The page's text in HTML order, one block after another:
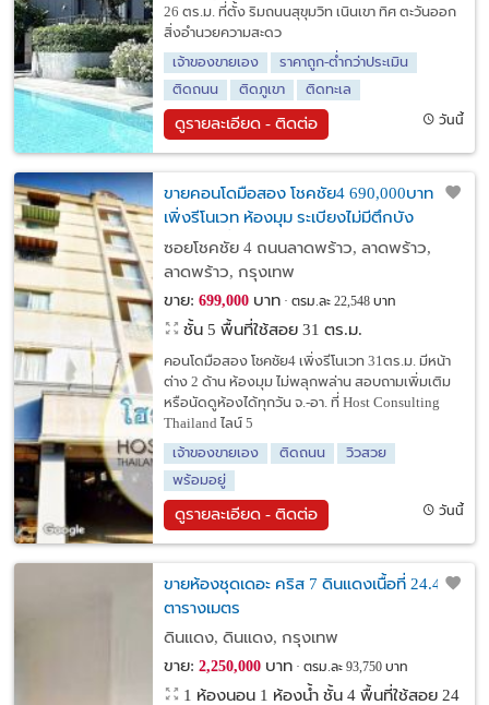
26 ตร.ม. ที่ตั้ง ริมถนนสุขุมวิท เนินเขา ทิศ ตะวันออก
สิ่งอำนวยความสะดว
เจ้าของขายเอง
ราคาถูก-ต่ำกว่าประเมิน
ติดถนน
ติดภูเขา ติดทะเล
ดูรายละเอียด - ติดต่อ วันนี้
ขายคอนโดมือสอง โชคชัย4 690,000บาท
เพิ่งรีโนเวท ห้องมุม ระเบียงไม่มีตึกบัง
สอบถามที่ไลน์ Churai_t
ซอยโชคชัย 4 ถนนลาดพร้าว, ลาดพร้าว,
ลาดพร้าว, กรุงเทพ
ขาย: 699,000บาท ตรม.ละ 22,548 บาท
ชั้น 5 พื้นที่ใช้สอย 31 ตร.ม.
คอนโดมือสอง โชคชัย4 เพิ่งรีโนเวท 31ตร.ม. มีหน้า
ต่าง 2 ด้าน ห้องมุม ไม่พลุกพล่าน สอบถามเพิ่มเติม
หรือนัดดูห้องได้ทุกวัน จ.-อา. ที่ Host Consulting
Thailand ไลน์ 5
เจ้าของขายเอง
ติดถนน
วิวสวย
พร้อมอยู่
ดูรายละเอียด - ติดต่อ วันนี้
ขายห้องชุดเดอะ คริส 7 ดินแดงเนื้อที่ 24.42
ตารางเมตร
ดินแดง, ดินแดง, กรุงเทพ
ขาย: 2,250,000บาท ตรม.ละ 93,750 บาท
1 ห้องนอน 1 ห้องน้ำ ชั้น 4 พื้นที่ใช้สอย 24